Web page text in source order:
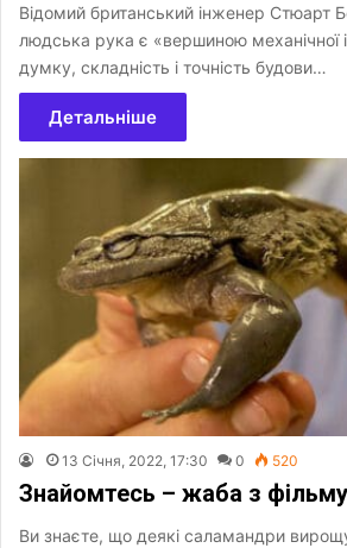
Відомий британський інженер Стюарт
людська рука є «вершиною механічної
думку, складність і точність будови…
Детальніше
13 Січня, 2022, 17:30 0 520
Знайомтесь – жаба з
Ви знаєте, що деякі саламандри